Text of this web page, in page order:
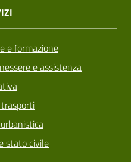
e formazione
e assistenza
stato civile